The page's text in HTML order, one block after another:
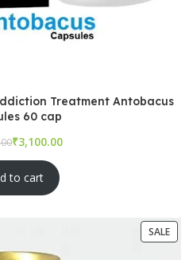
Treatment Antobacus
60 cap
₹
to cart
SALE